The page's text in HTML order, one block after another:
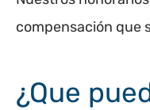
compensación que
¿Que